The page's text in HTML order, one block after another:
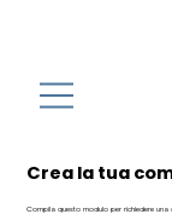
Crea la tua
Compila questo modulo per richiedere